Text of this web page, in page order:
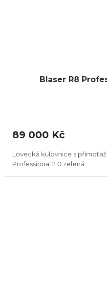
Blaser R8
89 000 Kč
Lovecká kulovnice s
Professional 2.0 zelená